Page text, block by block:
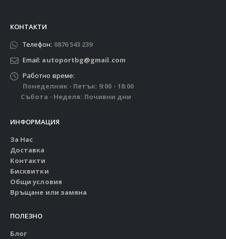
КОНТАКТИ
Телефон: 0876 543 239
Email: autoportbg@gmail.com
Работно време:
Понеделник - Петък: 9:00 - 18:00
Събота - Неделя: Почивни дни
ИНФОРМАЦИЯ
За Нас
Доставка
Контакти
Бисквитки
Общи условия
Връщане или замяна
ПОЛЕЗНО
Блог